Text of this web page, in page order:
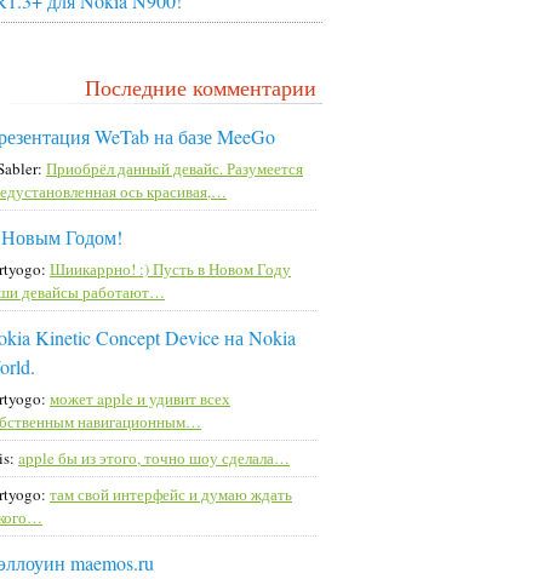
Последние комментарии
WeTab на базе MeeGo
Приобрёл данный девайс. Разумеется
ось красивая,…
Годом!
Шиикаррно! :) Пусть в Новом Году
девайсы работают…
Kinetic Concept Device на Nokia
может apple и удивит всех
навигационным…
apple бы из этого, точно шоу сделала…
там свой интерфейс и думаю ждать
maemos.ru